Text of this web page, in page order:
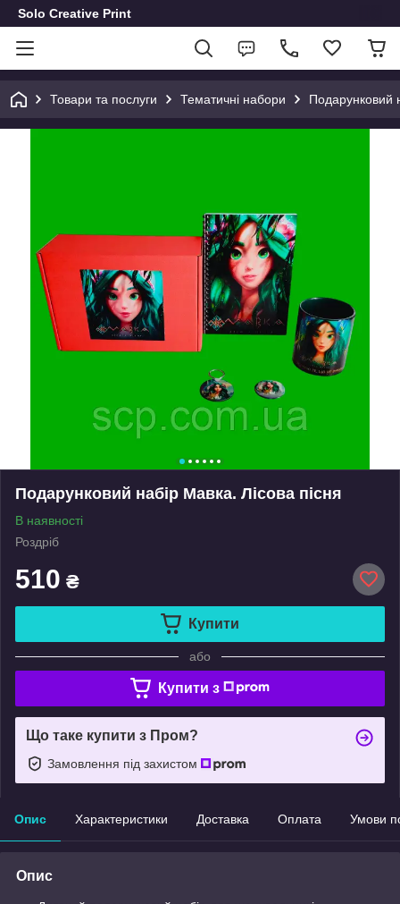
Solo Creative Print
Товари та послуги Тематичні набори Подарунковий
Подарунковий набір Мавка. Лісова пісня
В наявності
Роздріб
510 ₴
Купити
або
Купити з
Що таке купити з Пром?
Замовлення під захистом
Опис Характеристики Доставка Оплата Умови
Опис